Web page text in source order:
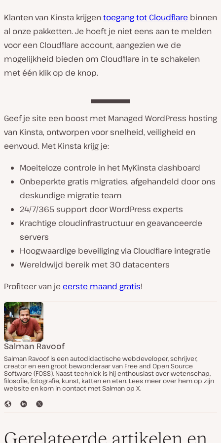
Klanten van Kinsta krijgentoegang tot Cloudflare binnen
al onze pakketten. Je hoeft je niet eens aan te melden
voor een Cloudflare account, aangezien we de
mogelijkheid bieden om Cloudflare in te schakelen
met één klik op de knop.
Geef je site een boost met Managed WordPress hosting
van Kinsta, ontworpen voor snelheid, veiligheid en
eenvoud. Met Kinsta krijg je:
Moeiteloze controle in het MyKinsta dashboard
Onbeperkte gratis migraties, afgehandeld door ons
deskundige migratie team
24/7/365 support door WordPress experts
Krachtige cloudinfrastructuur en geavanceerde
servers
Hoogwaardige beveiliging via Cloudflare integratie
Wereldwijd bereik met 30 datacenters
Profiteer van je eerste maand gratis!
Salman Ravoof
Salman Ravoof is een autodidactische webdeveloper, schrijver,
creator en een groot bewonderaar van Free and Open Source
Software (FOSS). Naast techniek is hij enthousiast over wetenschap,
filosofie, fotografie, kunst, katten en eten. Lees meer over hem op zijn
website en kom in contact met Salman op X.
W
s
L
T
Gerelateerde artikelen en